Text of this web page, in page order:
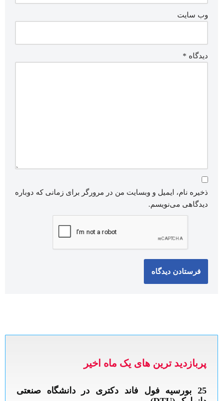
وب‌ سایت
دیدگاه *
ذخیره نام، ایمیل و وبسایت من در مرورگر برای زمانی که دوباره
دیدگاهی می‌نویسم.
پربازدید ترین های یک ماه اخیر